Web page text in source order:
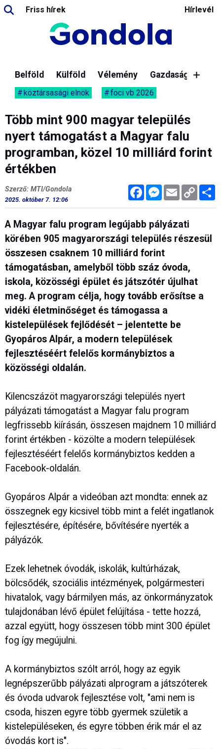
Friss hírek Hírlevél
Belföld Külföld Vélemény Gazdaság
köztársasági elnök foci vb 2026
Több mint 900 magyar település
nyert támogatást a Magyar falu
programban, közel 10 milliárd forint
értékben
FacebookMessenger
Email Copy
Link
Szerző: MTI/Gondola
2025. október 7. 12:06
A Magyar falu program legújabb pályázati
körében 905 magyarországi település részesül
összesen csaknem 10 milliárd forint
támogatásban, amelyből több száz óvoda,
iskola, közösségi épület és játszótér újulhat
meg. A program célja, hogy tovább erősítse a
vidéki életminőséget és támogassa a
kistelepülések fejlődését – jelentette be
Gyopáros Alpár, a modern települések
fejlesztéséért felelős kormánybiztos a
közösségi oldalán.
Kilencszázöt magyarországi település nyert
pályázati támogatást a Magyar falu program
legfrissebb kiírásán, összesen majdnem 10 milliárd
forint értékben - közölte a modern települések
fejlesztéséért felelős kormánybiztos kedden a
Facebook-oldalán.
Gyopáros Alpár a videóban azt mondta: ennek az
összegnek egy kicsivel több mint a felét ingatlanok
fejlesztésére, építésére, bővítésére nyerték a
pályázók.
Ezek lehetnek óvodák, iskolák, kultúrházak,
bölcsődék, szociális intézmények, polgármesteri
hivatalok, vagy bármilyen más, az önkormányzatok
tulajdonában lévő épület felújítása - tette hozzá,
azzal együtt, hogy összesen több mint 300 épület
fog így megújulni.
A kormánybiztos szólt arról, hogy az egyik
legnépszerűbb pályázati alprogram a játszóterek
és óvoda udvarok fejlesztése volt, "ami nem is
csoda, hiszen egyre több gyermek születik a
kistelepüléseken, és egyre többen érik már el az
óvodás kort is".